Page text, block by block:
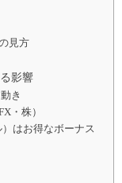
見方
影響
き
・株）
はお得なボーナス